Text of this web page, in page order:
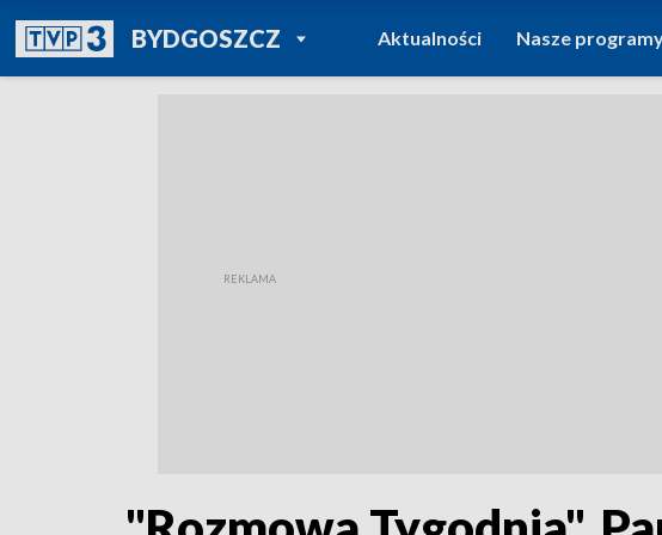
BYDGOSZCZPOWRÓT DO
TVP REGIONY
Aktualności Nasze